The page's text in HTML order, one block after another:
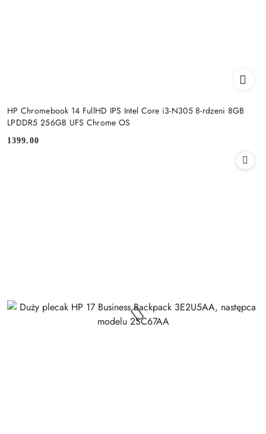
HP Chromebook 14 FullHD IPS Intel Core i3-N305 8-rdzeni 8GB
LPDDR5 256GB UFS Chrome OS
Cena:
1399.00